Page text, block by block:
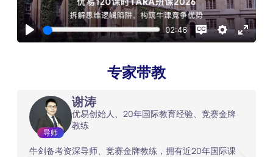
专家带教
导师
谢涛
优易创始人、20年国际教育经验、竞赛金牌
教练
牛剑备考资深导师、竞赛金牌教练，拥有近20年国际课